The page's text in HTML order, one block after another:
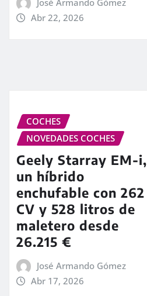
Abr 22, 2026
COCHES
NOVEDADES COCHES
Geely Starray EM-i,
un híbrido
enchufable con 262
CV y 528 litros de
maletero desde
26.215 €
José Armando Gómez
Abr 17, 2026